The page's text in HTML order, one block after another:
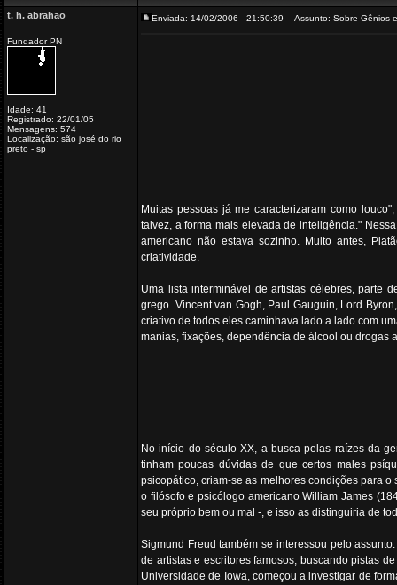
t. h. abrahao
Fundador PN
Idade: 41
Registrado: 22/01/05
Mensagens: 574
Localização: são josé do rio
preto - sp
Enviada: 14/02/2006 - 21:50:39 Assunto: Sobre Gênios
Muitas pessoas já me caracterizaram como
talvez, a forma mais elevada de inteligência."
americano não estava sozinho. Muito antes,
criatividade.
Uma lista interminável de artistas célebres, parte
grego. Vincent van Gogh, Paul Gauguin, Lord
criativo de todos eles caminhava lado a lado com
manias, fixações, dependência de álcool ou drogas
No início do século XX, a busca pelas raízes da
tinham poucas dúvidas de que certos males
psicopático, criam-se as melhores condições para
o filósofo e psicólogo americano William James
seu próprio bem ou mal -, e isso as distinguiria de
Sigmund Freud também se interessou pelo
de artistas e escritores famosos, buscando pistas
Universidade de Iowa, começou a investigar de